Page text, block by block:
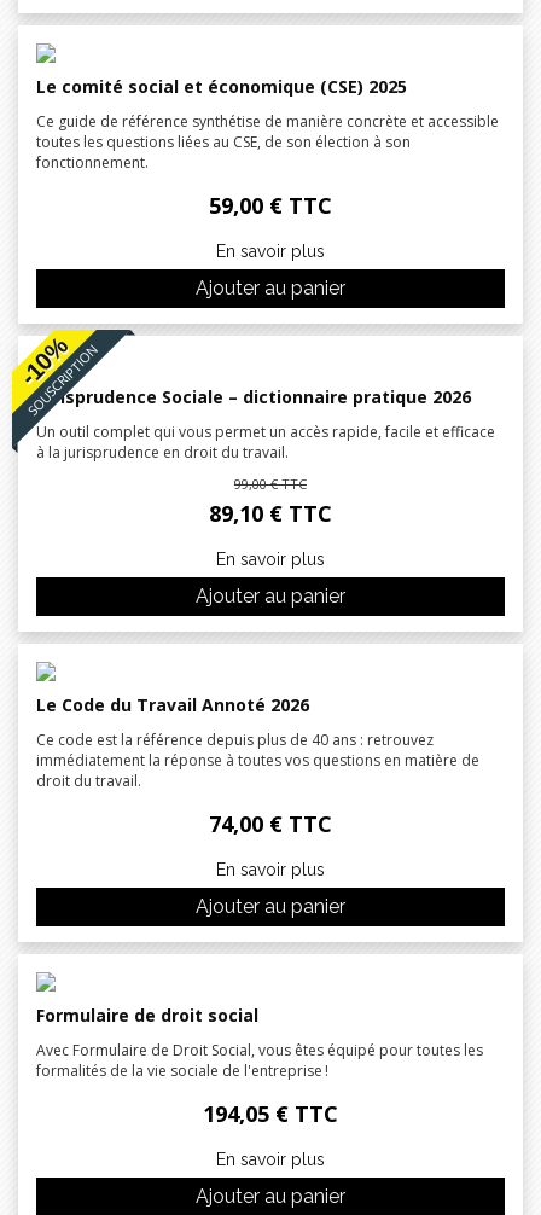
Le comité social et économique (CSE) 2025
Ce guide de référence synthétise de manière concrète et accessible
toutes les questions liées au CSE, de son élection à son
fonctionnement.
59,00 € TTC
En savoir plus
Ajouter au panier
SOUSCRIPTION
-10%
Jurisprudence Sociale – dictionnaire pratique 2026
Un outil complet qui vous permet un accès rapide, facile et efficace
à la jurisprudence en droit du travail.
99,00 € TTC
89,10 € TTC
En savoir plus
Ajouter au panier
Le Code du Travail Annoté 2026
Ce code est la référence depuis plus de 40 ans : retrouvez
immédiatement la réponse à toutes vos questions en matière de
droit du travail.
74,00 € TTC
En savoir plus
Ajouter au panier
Formulaire de droit social
Avec Formulaire de Droit Social, vous êtes équipé pour toutes les
formalités de la vie sociale de l'entreprise !
194,05 € TTC
En savoir plus
Ajouter au panier